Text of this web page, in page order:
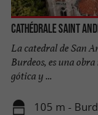
Cathédrale Saint
La catedral de San
Burdeos, es una
gótica y ...
105 m -